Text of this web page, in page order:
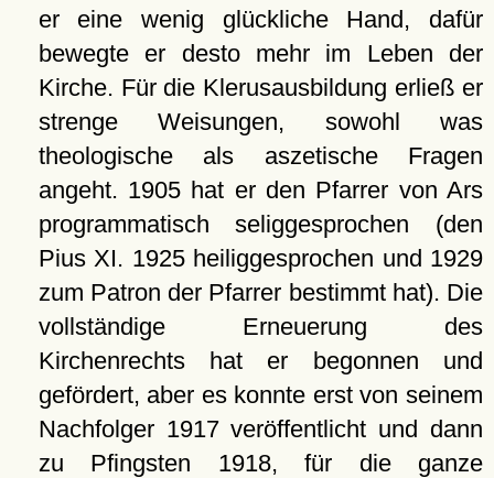
er eine wenig glückliche Hand, dafür
bewegte er desto mehr im Leben der
Kirche. Für die Klerusausbildung erließ er
strenge Weisungen, sowohl was
theologische als aszetische Fragen
angeht. 1905 hat er den Pfarrer von Ars
programmatisch seliggesprochen (den
Pius XI. 1925 heiliggesprochen und 1929
zum Patron der Pfarrer bestimmt hat). Die
vollständige Erneuerung des
Kirchenrechts hat er begonnen und
gefördert, aber es konnte erst von seinem
Nachfolger 1917 veröffentlicht und dann
zu Pfingsten 1918, für die ganze